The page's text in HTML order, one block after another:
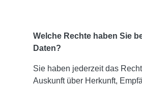
Welche Rechte haben Sie
Daten?
Sie haben jederzeit das
Auskunft über Herkunft,